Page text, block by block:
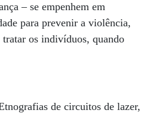
– se empenhem em
para prevenir a violência,
os indivíduos, quando
de circuitos de lazer,